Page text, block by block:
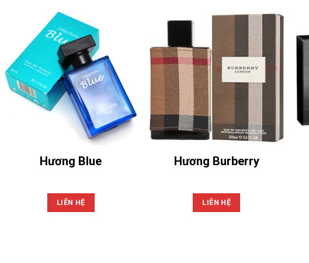
Hương Blue
LIÊN HỆ
Hương Burberry
LIÊN HỆ